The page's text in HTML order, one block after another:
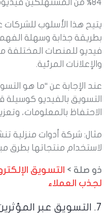
84% من المستهلكين فيديوهات العلامات التجارية شهريًا.
يتيح هذا الأسلوب
بطريقة جذابة وسهلة
والإعلانات المرئية.
عند الإجابة عن “ما هو
التسويق بالفيديو كوسيلة
الاحتفاظ بالمعلومات،
مثال: شركة أدوات منزلية
لاستخدام منتجاتها بطرق
ذو صلة >
لجذب العملاء
7. التسويق عبر المؤثرين